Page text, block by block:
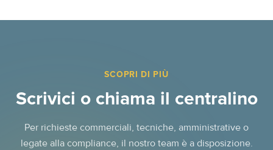
SCOPRI DI PIÙ
Scrivici o chiama il centralino
Per richieste commerciali, tecniche, amministrative o
legate alla compliance, il nostro team è a disposizione.